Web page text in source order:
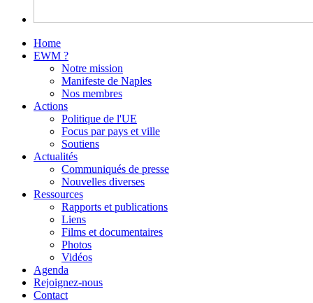
Home
EWM ?
Notre mission
Manifeste de Naples
Nos membres
Actions
Politique de l'UE
Focus par pays et ville
Soutiens
Actualités
Communiqués de presse
Nouvelles diverses
Ressources
Rapports et publications
Liens
Films et documentaires
Photos
Vidéos
Agenda
Rejoignez-nous
Contact